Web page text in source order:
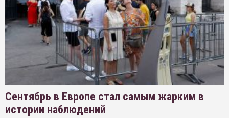
Сентябрь в Европе стал самым жарким в
истории наблюдений